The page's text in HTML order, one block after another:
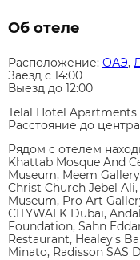
Об отеле
Расположение: ОАЭ,
Заезд c 14:00
Выезд до 12:00
Telal Hotel
Расстояние до
Рядом с отелем
Khattab Mosque And
Museum, Meem
Christ Church Jebel
Museum, Pro Art
CITYWALK Dubai,
Foundation, Sahn
Restaurant, Healey's
Minato, Radisson SAS